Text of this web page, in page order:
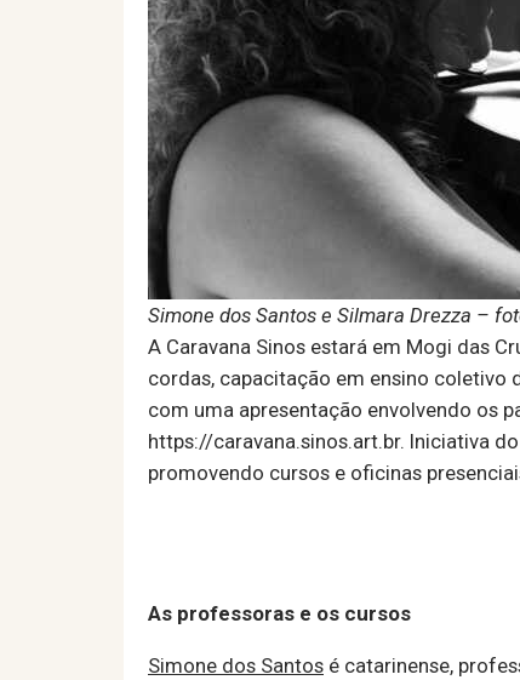
Simone dos Santos e Silmara Drezza –
A Caravana Sinos estará em Mogi das
cordas, capacitação em ensino coletivo
com uma apresentação envolvendo os
https://caravana.sinos.art.br. Iniciativa
promovendo cursos e oficinas
As professoras e os cursos
Simone dos Santos é catarinense,